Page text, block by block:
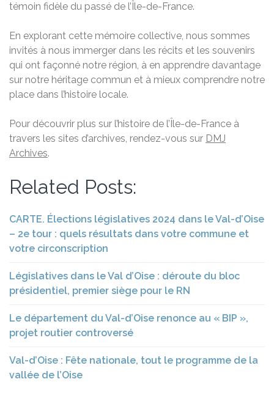
témoin fidèle du passé de l’Île-de-France.
En explorant cette mémoire collective, nous sommes
invités à nous immerger dans les récits et les souvenirs
qui ont façonné notre région, à en apprendre davantage
sur notre héritage commun et à mieux comprendre notre
place dans l’histoire locale.
Pour découvrir plus sur l’histoire de l’Île-de-France à
travers les sites d’archives, rendez-vous sur DMJ
Archives.
Related Posts:
CARTE. Élections législatives 2024 dans le Val-d’Oise
– 2e tour : quels résultats dans votre commune et
votre circonscription
Législatives dans le Val d’Oise : déroute du bloc
présidentiel, premier siège pour le RN
Le département du Val-d’Oise renonce au « BIP »,
projet routier controversé
Val-d’Oise : Fête nationale, tout le programme de la
vallée de l’Oise